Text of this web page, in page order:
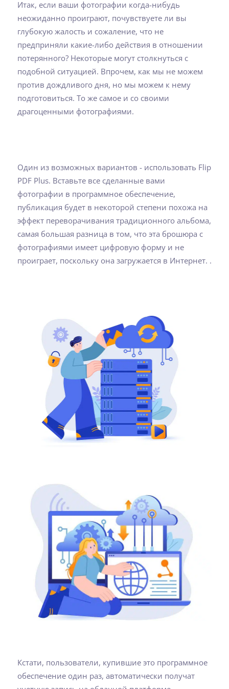
Итак, если ваши фотографии когда-нибудь
неожиданно проиграют, почувствуете ли вы
глубокую жалость и сожаление, что не
предприняли какие-либо действия в отношении
потерянного? Некоторые могут столкнуться с
подобной ситуацией. Впрочем, как мы не можем
против дождливого дня, но мы можем к нему
подготовиться. То же самое и со своими
драгоценными фотографиями.
Один из возможных вариантов - использовать Flip
PDF Plus. Вставьте все сделанные вами
фотографии в программное обеспечение,
публикация будет в некоторой степени похожа на
эффект переворачивания традиционного альбома,
самая большая разница в том, что эта брошюра с
фотографиями имеет цифровую форму и не
проиграет, поскольку она загружается в Интернет. .
Кстати, пользователи, купившие это программное
обеспечение один раз, автоматически получат